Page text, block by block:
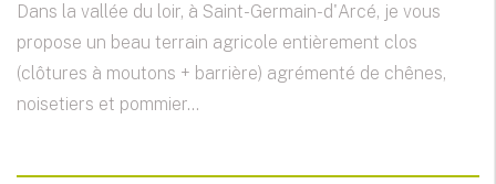
Dans la vallée du loir, à Saint-Germain-d'Arcé, je vous
propose un beau terrain agricole entièrement clos
(clôtures à moutons + barrière) agrémenté de chênes,
noisetiers et pommier...